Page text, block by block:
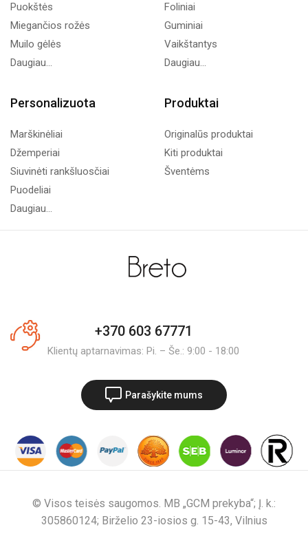
Puokštės
Miegančios rožės
Muilo gėlės
Daugiau...
Foliniai
Guminiai
Vaikštantys
Daugiau...
Personalizuota
Marškinėliai
Džemperiai
Siuvinėti rankšluosčiai
Puodeliai
Daugiau...
Produktai
Originalūs produktai
Kiti produktai
Šventėms
+370 603 67771
Klientų aptarnavimas: Pi. – Še.: 9:00 - 18:00
Parašykite mums
© Visos teisės saugomos. MB „GCM prekyba“; Į. k.:
305860124; Birželio 23-iosios g. 15-43, Vilnius